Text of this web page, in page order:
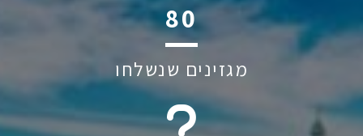
109
מגזינים שנשלחו